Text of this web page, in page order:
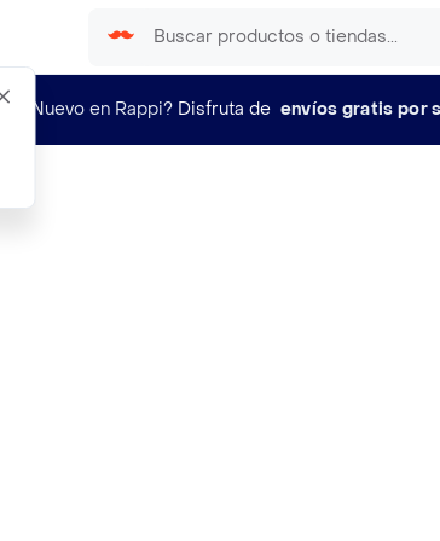
¿Nuevo en Rappi? Disfruta de envíos gratis por